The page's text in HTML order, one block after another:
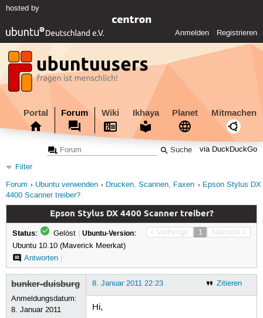
hosted by
Anmelden Registrieren
Portal Forum Wiki Ikhaya Planet Mitmachen
via DuckDuckGo
Filter
Forum
Ubuntu verwenden Drucken, Scannen, Faxen
Epson Stylus DX
4400 Scanner treiber?
Epson Stylus DX 4400 Scanner treiber?
« Vorherige 1 Nächste »
Status: Gelöst | Ubuntu-Version:
Ubuntu 10.10 (Maverick Meerkat)
Antworten|
bunker-duisburg
Anmeldungsdatum:
8. Januar 2011
Zitieren
8. Januar 2011 22:23
Hi,